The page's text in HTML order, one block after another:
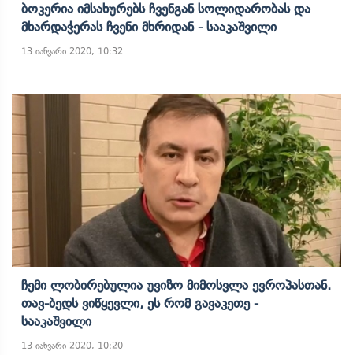
Ბოკერია Იმსახურებს Ჩვენგან Სოლიდარობას Და
Მხარდაჭერას Ჩვენი Მხრიდან - Სააკაშვილი
13 იანვარი 2020, 10:32
Ჩემი Ლობირებულია Უვიზო Მიმოსვლა Ევროპასთან.
Თავ-Ბედს Ვიწყევლი, Ეს Რომ Გავაკეთე -
Სააკაშვილი
13 იანვარი 2020, 10:20